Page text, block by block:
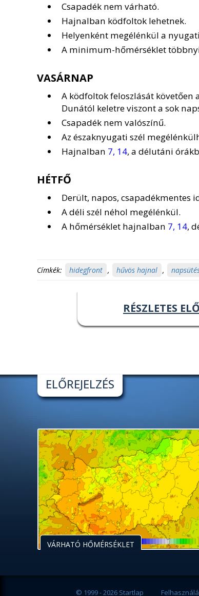
Csapadék nem várható.
Hajnalban ködfoltok lehetnek.
Helyenként megélénkül a
A minimum-hőmérséklet
VASÁRNAP
A ködfoltok feloszlását követően
Dunától keletre viszont a sok
Csapadék nem valószínű.
Az északnyugati szél
Hajnalban 7, 14, a délutáni
HÉTFŐ
Derült, napos, csapadékmentes
A déli szél néhol megélénkül.
A hőmérséklet hajnalban 7, 14,
Címkék: hidegfront , hűvös hajnal ,
RÉSZLETES
ELŐREJELZÉS
VÁRHATÓ HŐMÉRSÉKLET
© 1999 - 2026 Startlap